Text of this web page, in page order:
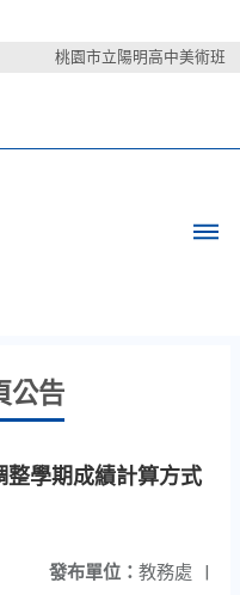
桃園市立陽明高中美術班
公告
整學期成績計算方式
發布單位： 教務處 |